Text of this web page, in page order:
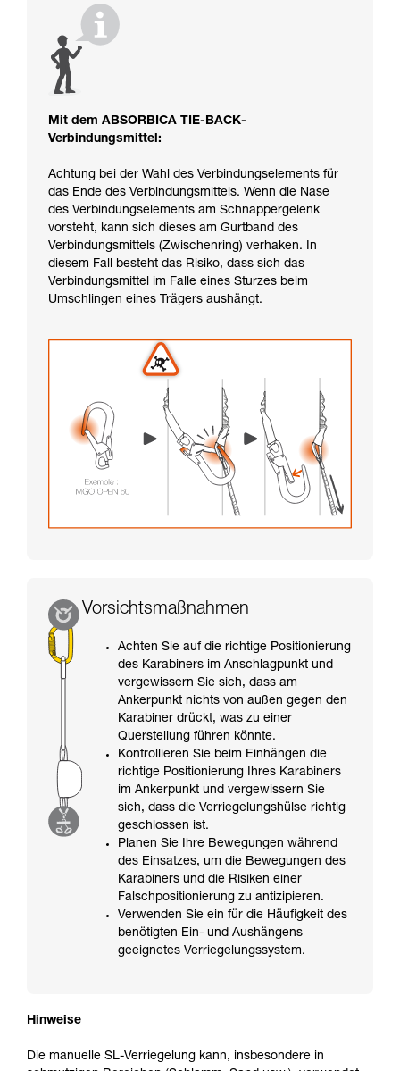
Mit dem ABSORBICA TIE-BACK-
Verbindungsmittel:
Achtung bei der Wahl des Verbindungselements für
das Ende des Verbindungsmittels. Wenn die Nase
des Verbindungselements am Schnappergelenk
vorsteht, kann sich dieses am Gurtband des
Verbindungsmittels (Zwischenring) verhaken. In
diesem Fall besteht das Risiko, dass sich das
Verbindungsmittel im Falle eines Sturzes beim
Umschlingen eines Trägers aushängt.
Vorsichtsmaßnahmen
Achten Sie auf die richtige Positionierung
des Karabiners im Anschlagpunkt und
vergewissern Sie sich, dass am
Ankerpunkt nichts von außen gegen den
Karabiner drückt, was zu einer
Querstellung führen könnte.
Kontrollieren Sie beim Einhängen die
richtige Positionierung Ihres Karabiners
im Ankerpunkt und vergewissern Sie
sich, dass die Verriegelungshülse richtig
geschlossen ist.
Planen Sie Ihre Bewegungen während
des Einsatzes, um die Bewegungen des
Karabiners und die Risiken einer
Falschpositionierung zu antizipieren.
Verwenden Sie ein für die Häufigkeit des
benötigten Ein- und Aushängens
geeignetes Verriegelungssystem.
Hinweise
Die manuelle SL-Verriegelung kann, insbesondere in